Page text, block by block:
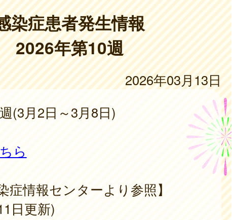
染症患者発生情報
2026年第10週
2026年03月13日
(3月2日～3月8日)
ら
症情報センターより参照】
日更新)